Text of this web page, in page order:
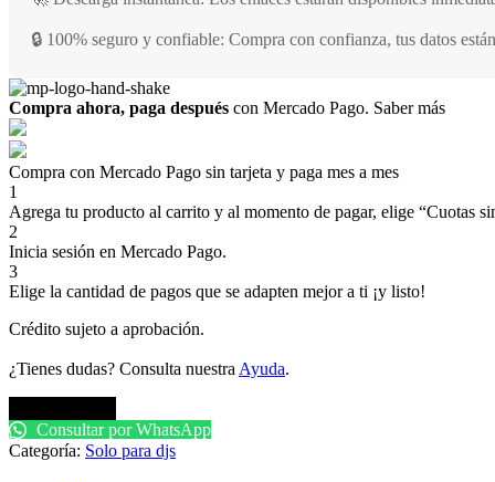
🔒 100% seguro y confiable: Compra con confianza, tus datos
Compra ahora, paga después con Mercado Pago. Saber más
Compra con Mercado Pago sin tarjeta y paga mes a mes
1
Agrega tu producto al carrito y al momento de pagar, elige “Cuotas
2
Inicia sesión en Mercado Pago.
3
Elige la cantidad de pagos que se adapten mejor a ti ¡y listo!
Crédito sujeto a aprobación.
¿Tienes dudas? Consulta nuestra Ayuda.
Consultar por WhatsApp
Categoría: Solo para djs